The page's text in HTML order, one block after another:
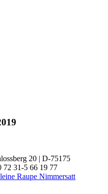
20 | D-75175
72 31-5 66 19 77
Raupe Nimmersatt